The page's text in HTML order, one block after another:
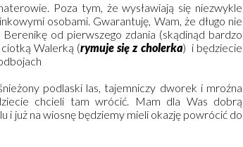
Poza tym, że wysławiają się niezwykle
osobami. Gwarantuję, Wam, że długo nie
od pierwszego zdania (skądinąd bardzo
ciotką Walerką (rymuje się z cholerka) i będziecie
podlaski las, tajemniczy dworek i mroźna
chcieli tam wrócić. Mam dla Was dobrą
i już na wiosnę będziemy mieli okazję powrócić do